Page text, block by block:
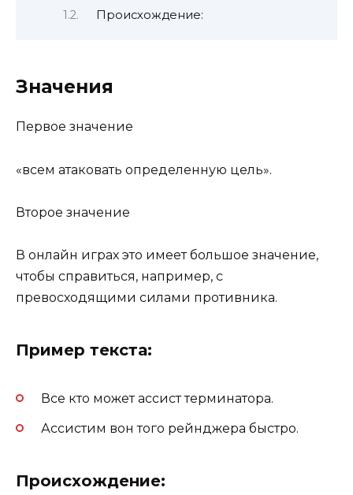
Происхождение:
Значения
Первое значение
«всем атаковать определенную цель».
Второе значение
В онлайн играх это имеет большое значение,
чтобы справиться, например, с
превосходящими силами противника.
Пример текста:
Все кто может ассист терминатора.
Ассистим вон того рейнджера быстро.
Происхождение: